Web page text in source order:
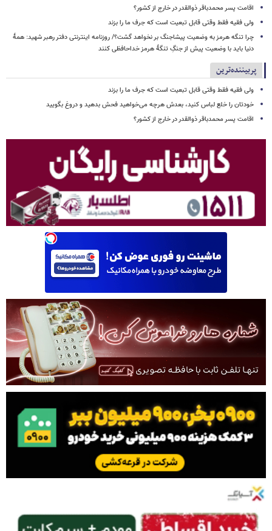
اقامت پسر محمدباقر ذوالقدر در خارج از کشور؟
ولی فقیه فقط وقتی قابل تبعیت است که جرف ما را بزند
چرا تنگه هرمز به وضعیت پیشاجنگ بر نخواهد گشت؟/ روزنامه اینترنتی دفتر رهبر شهید: همۀ
دنیا باید با وضعیت پیش از جنگِ تنگۀ هرمز خداحافظی کنند
پربیننده‌ترین
ولی فقیه فقط وقتی قابل تبعیت است که جرف ما را بزند
خودتان را خلع لباس کنید، بعدش هرچه می‌خواهید فحش بدهید و دروغ بگویید
اقامت پسر محمدباقر ذوالقدر در خارج از کشور؟